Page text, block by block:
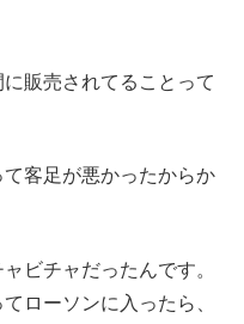
販売されてることって
客足が悪かったからか
ビチャだったんです。
ローソンに入ったら、